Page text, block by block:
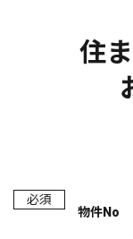
住
必須
物件No